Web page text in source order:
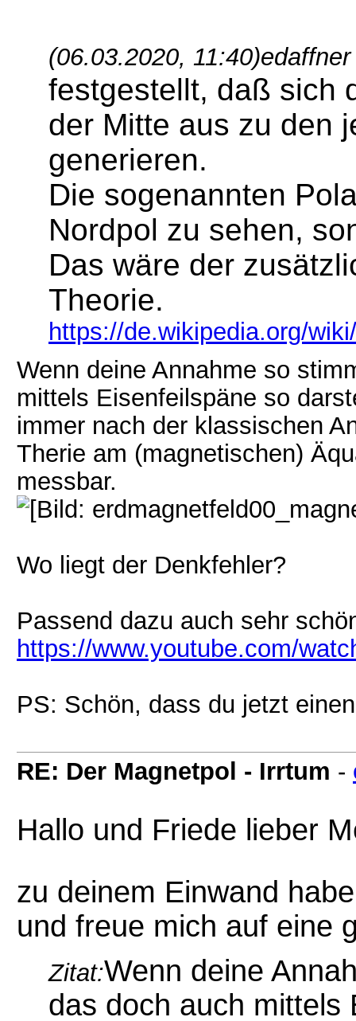
(06.03.2020, 11:40)
festgestellt, daß sich
der Mitte aus zu den
generieren.
Die sogenannten
Nordpol zu sehen,
Das wäre der
Theorie.
https://de.wikipedia.org/
Wenn deine Annahme so
mittels Eisenfeilspäne so
immer nach der klassischen
Therie am (magnetischen)
messbar.
Wo liegt der Denkfehler?
Passend dazu auch sehr
https://www.youtube.com/
PS: Schön, dass du jetzt
RE: Der Magnetpol - Irrtum -
Hallo und Friede lieber
zu deinem Einwand
und freue mich auf eine
Zitat:Wenn deine
das doch auch mittels